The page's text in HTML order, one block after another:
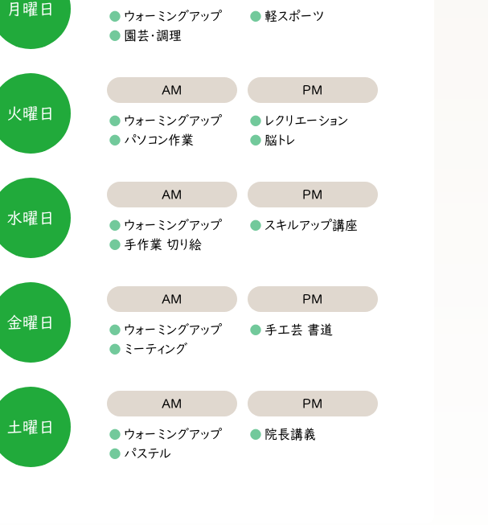
月曜日
ウォーミングアップ
園芸・調理
軽スポーツ
火曜日
AM
ウォーミングアップ
パソコン作業
PM
レクリエーション
脳トレ
水曜日
AM
ウォーミングアップ
手作業 切り絵
PM
スキルアップ講座
金曜日
AM
ウォーミングアップ
ミーティング
PM
手工芸 書道
土曜日
AM
ウォーミングアップ
パステル
PM
院長講義